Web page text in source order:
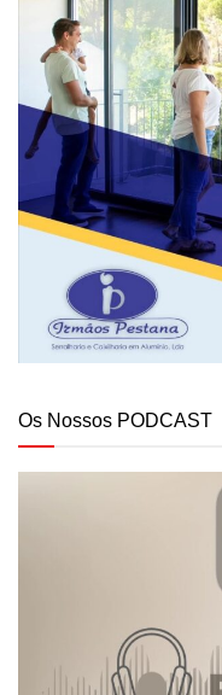
Os Nossos PODCAST